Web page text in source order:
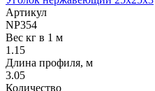
Артикул
NP354
Вес кг в 1 м
1.15
Длина профиля, м
3.05
Количество